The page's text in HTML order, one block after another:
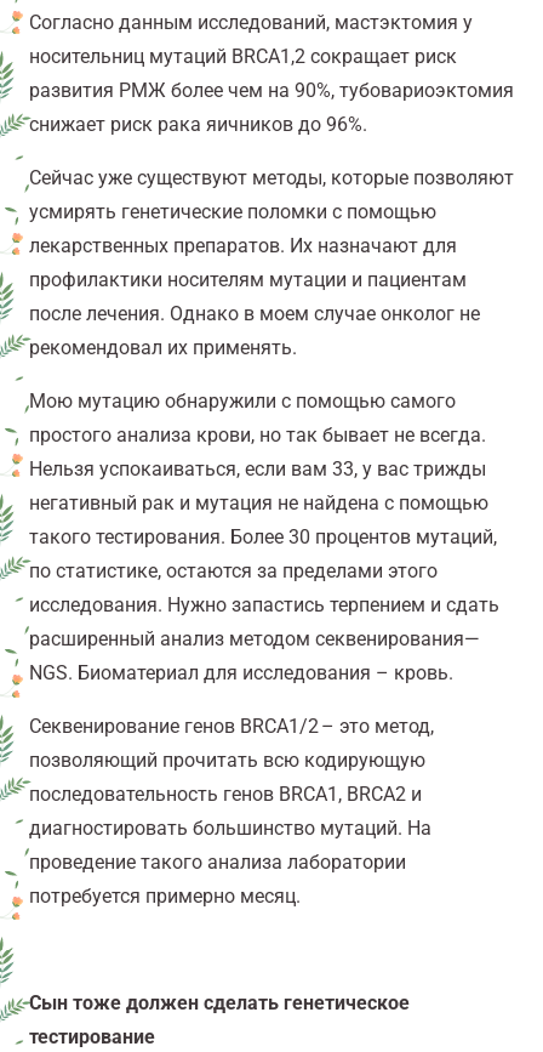
Согласно данным исследований, мастэктомия у
носительниц мутаций BRCA1,2 сокращает риск
развития РМЖ более чем на 90%, тубовариоэктомия
снижает риск рака яичников до 96%.
Сейчас уже существуют методы, которые позволяют
усмирять генетические поломки с помощью
лекарственных препаратов. Их назначают для
профилактики носителям мутации и пациентам
после лечения. Однако в моем случае онколог не
рекомендовал их применять.
Мою мутацию обнаружили с помощью самого
простого анализа крови, но так бывает не всегда.
Нельзя успокаиваться, если вам 33, у вас трижды
негативный рак и мутация не найдена с помощью
такого тестирования. Более 30 процентов мутаций,
по статистике, остаются за пределами этого
исследования. Нужно запастись терпением и сдать
расширенный анализ методом секвенирования—
NGS. Биоматериал для исследования – кровь.
Секвенирование генов BRCA1/2 – это метод,
позволяющий прочитать всю кодирующую
последовательность генов BRCA1, BRCA2 и
диагностировать большинство мутаций. На
проведение такого анализа лаборатории
потребуется примерно месяц.
Сын тоже должен сделать генетическое
тестирование